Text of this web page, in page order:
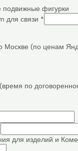
подвижные фигурки
для связи *
Москве (по ценам
по
для изделий и